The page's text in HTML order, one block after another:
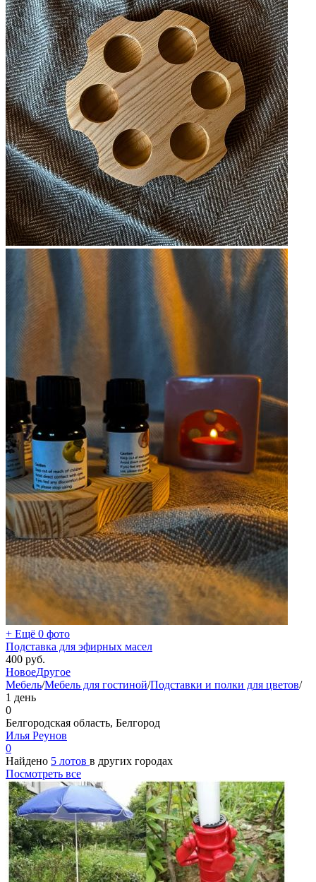
+ Ещё 0 фото
Подставка для эфирных масел
400 руб.
НовоеДругое
Мебель/Мебель для гостиной/Подставки и полки для цветов/
1 день
0
Белгородская область, Белгород
Илья Реунов
0
Найдено 5 лотов в других городах
Посмотреть все